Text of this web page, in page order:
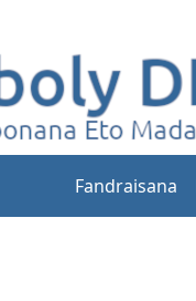
Fandraisana